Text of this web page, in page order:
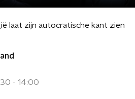
laat zijn autocratische kant zien
- 14:00